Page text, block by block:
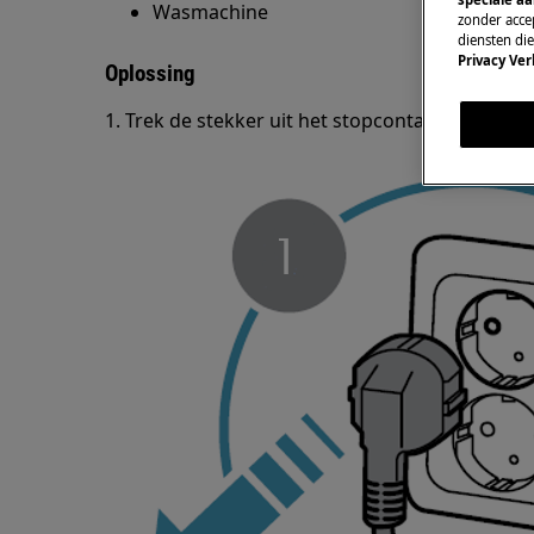
Wasmachine
Oplossing
1. Trek de stekker uit het stopcontact.
zonder
diensten
Privacy